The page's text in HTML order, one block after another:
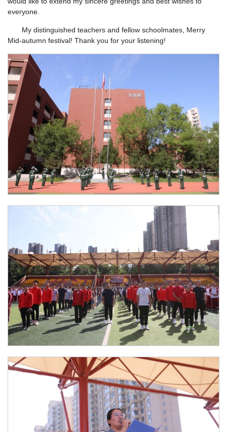
everyone.
My distinguished teachers and fellow schoolmates, Merry
Mid-autumn festival! Thank you for your listening!